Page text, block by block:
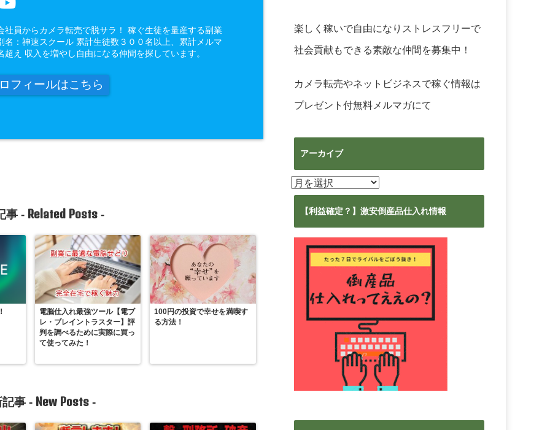
社員からカメラ転売で脱サラ！ 稼ぐ生徒を量産する副業
名：神速スクール 累計生徒数３００名以上、累計メルマ
超え 収入を増やし自由になる仲間を探しています。
フィールはこちら
事 - Related Posts-
電脳仕入れ最強ツール【電ブ
レ・ブレイントラスター】評
判を調べるために実際に買っ
て使ってみた！
100円の投資で幸せを満喫す
る方法！
事 - New Posts -
楽しく稼いで自由になりストレスフリーで
社会貢献もできる素敵な仲間を募集中！
カメラ転売やネットビジネスで稼ぐ情報は
プレゼント付無料メルマガにて
アーカイブ
ア
ー
【利益確定？】激安倒産品仕入れ情報